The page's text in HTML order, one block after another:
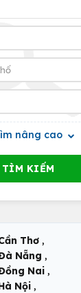
nâng cao
Thơ ,
Nẵng ,
Nai ,
Nội ,